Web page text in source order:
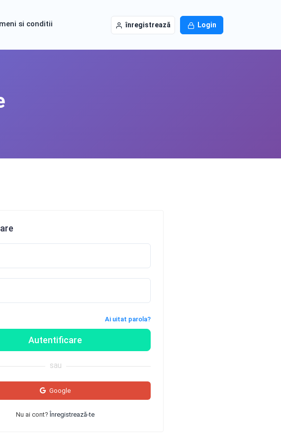
si conditii înregistrează Login
Ai uitat parola?
Autentificare
sau
Google
Nu ai cont? Înregistrează-te